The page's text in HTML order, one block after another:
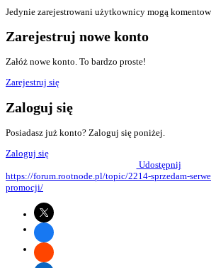
Jedynie zarejestrowani użytkownicy mogą
Zarejestruj nowe konto
Załóż nowe konto. To bardzo proste!
Zarejestruj się
Zaloguj się
Posiadasz już konto? Zaloguj się poniżej.
Zaloguj się
Udostępnij
https://forum.rootnode.pl/topic/2214-sprzedam-
promocji/